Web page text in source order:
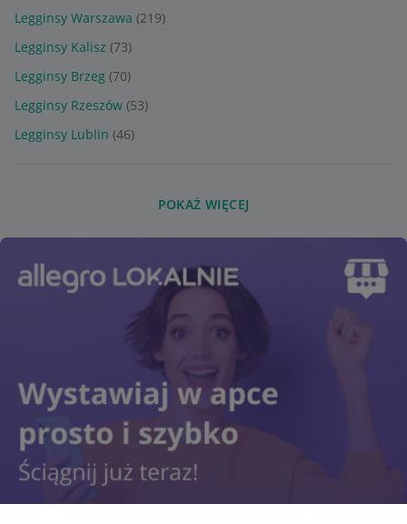
Legginsy Warszawa (219)
Legginsy Kalisz (73)
Legginsy Brzeg (70)
Legginsy Rzeszów (53)
Legginsy Lublin (46)
POKAŻ WIĘCEJ